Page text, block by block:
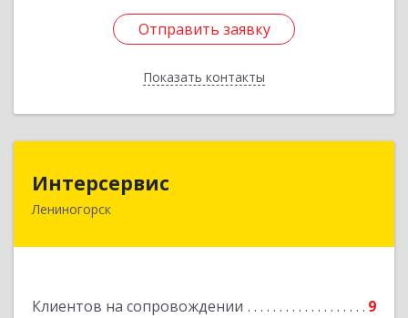
Отправить заявку
Показать контакты
Отправить заявку
Назад
Интерсервис
Лениногорск
Клиентов на сопровождении 9
423250, Татарстан Респ, Лениногорск г,